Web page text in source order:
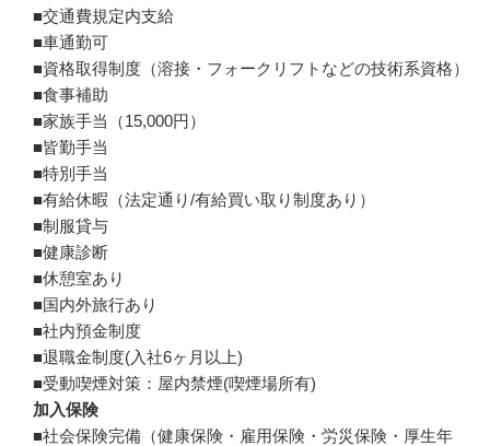
■交通費規定内支給
■車通勤可
■資格取得制度（溶接・フォークリフトなどの技術系資格）
■食事補助
■家族手当（15,000円）
■皆勤手当
■特別手当
■有給休暇（法定通り/有給買い取り制度あり）
■制服貸与
■健康診断
■休憩室あり
■国内外旅行あり
■社内預金制度
■退職金制度(入社6ヶ月以上)
■受動喫煙対策：屋内禁煙(喫煙場所有)
加入保険
■社会保険完備（健康保険・雇用保険・労災保険・厚生年